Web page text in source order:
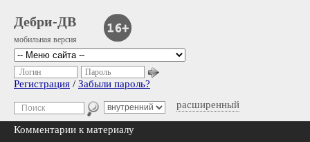
Дебри-ДВ
мобильная версия
расширенный
Логин Пароль
Регистрация / Забыли пароль?
Комментарии к материалу